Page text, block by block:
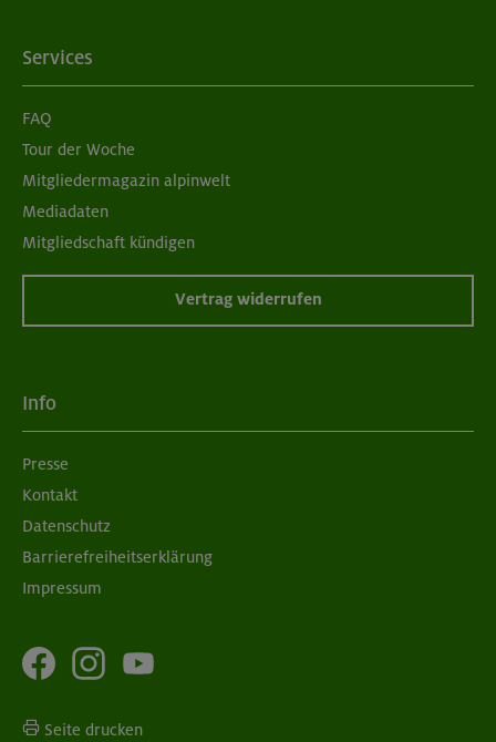
Services
FAQ
Tour der Woche
Mitgliedermagazin alpinwelt
Mediadaten
Mitgliedschaft kündigen
Vertrag widerrufen
Info
Presse
Kontakt
Datenschutz
Barrierefreiheitserklärung
Impressum
Seite drucken